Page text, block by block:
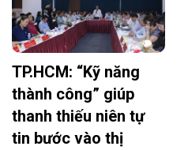
TP.HCM: “Kỹ năng
thành công” giúp
thanh thiếu niên tự
tin bước vào thị